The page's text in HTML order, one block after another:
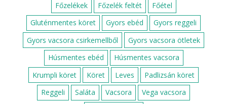
Főzelékek
Főzelék feltét
Főétel
Gluténmentes köret
Gyors ebéd
Gyors reggeli
Gyors vacsora csirkemellből
Gyors vacsora ötletek
Húsmentes ebéd
Húsmentes vacsora
Krumpli köret
Köret Leves
Padlizsán köret
Reggeli
Saláta Vacsora
Vega vacsora